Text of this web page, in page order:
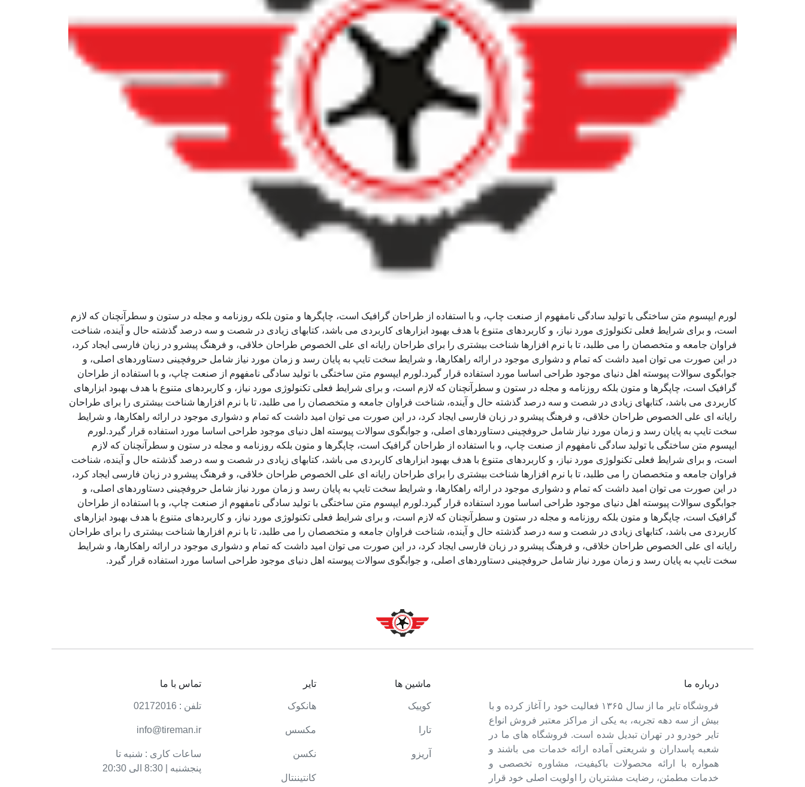
لورم ایپسوم متن ساختگی با تولید سادگی نامفهوم از صنعت چاپ، و با استفاده از طراحان گرافیک است، چاپگرها و متون بلکه روزنامه و مجله در ستون و سطرآنچنان که لازم
است، و برای شرایط فعلی تکنولوژی مورد نیاز، و کاربردهای متنوع با هدف بهبود ابزارهای کاربردی می باشد، کتابهای زیادی در شصت و سه درصد گذشته حال و آینده، شناخت
فراوان جامعه و متخصصان را می طلبد، تا با نرم افزارها شناخت بیشتری را برای طراحان رایانه ای علی الخصوص طراحان خلاقی، و فرهنگ پیشرو در زبان فارسی ایجاد کرد،
در این صورت می توان امید داشت که تمام و دشواری موجود در ارائه راهکارها، و شرایط سخت تایپ به پایان رسد و زمان مورد نیاز شامل حروفچینی دستاوردهای اصلی، و
جوابگوی سوالات پیوسته اهل دنیای موجود طراحی اساسا مورد استفاده قرار گیرد.لورم ایپسوم متن ساختگی با تولید سادگی نامفهوم از صنعت چاپ، و با استفاده از طراحان
گرافیک است، چاپگرها و متون بلکه روزنامه و مجله در ستون و سطرآنچنان که لازم است، و برای شرایط فعلی تکنولوژی مورد نیاز، و کاربردهای متنوع با هدف بهبود ابزارهای
کاربردی می باشد، کتابهای زیادی در شصت و سه درصد گذشته حال و آینده، شناخت فراوان جامعه و متخصصان را می طلبد، تا با نرم افزارها شناخت بیشتری را برای طراحان
رایانه ای علی الخصوص طراحان خلاقی، و فرهنگ پیشرو در زبان فارسی ایجاد کرد، در این صورت می توان امید داشت که تمام و دشواری موجود در ارائه راهکارها، و شرایط
سخت تایپ به پایان رسد و زمان مورد نیاز شامل حروفچینی دستاوردهای اصلی، و جوابگوی سوالات پیوسته اهل دنیای موجود طراحی اساسا مورد استفاده قرار گیرد.لورم
ایپسوم متن ساختگی با تولید سادگی نامفهوم از صنعت چاپ، و با استفاده از طراحان گرافیک است، چاپگرها و متون بلکه روزنامه و مجله در ستون و سطرآنچنان که لازم
است، و برای شرایط فعلی تکنولوژی مورد نیاز، و کاربردهای متنوع با هدف بهبود ابزارهای کاربردی می باشد، کتابهای زیادی در شصت و سه درصد گذشته حال و آینده، شناخت
فراوان جامعه و متخصصان را می طلبد، تا با نرم افزارها شناخت بیشتری را برای طراحان رایانه ای علی الخصوص طراحان خلاقی، و فرهنگ پیشرو در زبان فارسی ایجاد کرد،
در این صورت می توان امید داشت که تمام و دشواری موجود در ارائه راهکارها، و شرایط سخت تایپ به پایان رسد و زمان مورد نیاز شامل حروفچینی دستاوردهای اصلی، و
جوابگوی سوالات پیوسته اهل دنیای موجود طراحی اساسا مورد استفاده قرار گیرد.لورم ایپسوم متن ساختگی با تولید سادگی نامفهوم از صنعت چاپ، و با استفاده از طراحان
گرافیک است، چاپگرها و متون بلکه روزنامه و مجله در ستون و سطرآنچنان که لازم است، و برای شرایط فعلی تکنولوژی مورد نیاز، و کاربردهای متنوع با هدف بهبود ابزارهای
کاربردی می باشد، کتابهای زیادی در شصت و سه درصد گذشته حال و آینده، شناخت فراوان جامعه و متخصصان را می طلبد، تا با نرم افزارها شناخت بیشتری را برای طراحان
رایانه ای علی الخصوص طراحان خلاقی، و فرهنگ پیشرو در زبان فارسی ایجاد کرد، در این صورت می توان امید داشت که تمام و دشواری موجود در ارائه راهکارها، و شرایط
سخت تایپ به پایان رسد و زمان مورد نیاز شامل حروفچینی دستاوردهای اصلی، و جوابگوی سوالات پیوسته اهل دنیای موجود طراحی اساسا مورد استفاده قرار گیرد.
درباره ما
فروشگاه تایر ما از سال ۱۳۶۵ فعالیت خود را آغاز کرده و با
بیش از سه دهه تجربه، به یکی از مراکز معتبر فروش انواع
تایر خودرو در تهران تبدیل شده است. فروشگاه های ما در
شعبه پاسداران و شریعتی آماده ارائه خدمات می باشند و
همواره با ارائه محصولات باکیفیت، مشاوره تخصصی و
خدمات مطمئن، رضایت مشتریان را اولویت اصلی خود قرار
ماشین ها
کوییک
تارا
آریزو
تایر
هانکوک
مکسس
نکسن
کانتیننتال
تماس با ما
تلفن : 02172016
info@tireman.ir
ساعات کاری : شنبه تا
پنجشنبه | 8:30 الی 20:30